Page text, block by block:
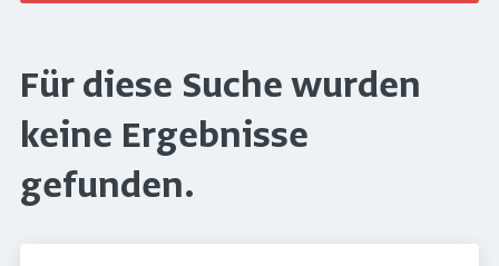
Für diese Suche wurden
keine Ergebnisse
gefunden.